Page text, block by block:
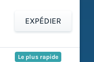
EXPÉDIER
Le plus rapide